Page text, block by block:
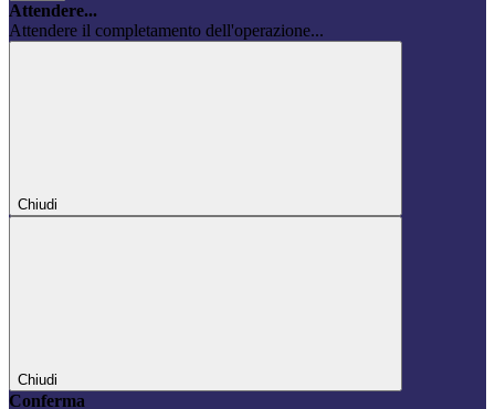
Attendere...
Attendere il completamento dell'operazione...
Chiudi
Chiudi
Conferma